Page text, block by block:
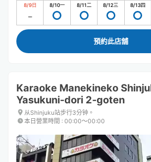
8/9日 8/10一 8/11二 8/12三 8/13四
預約此店舖
Karaoke Manekineko
Yasukuni-dori 2-goten
从Shinjuku站步行3分钟。
本日營業時間 : 00:00〜00:00